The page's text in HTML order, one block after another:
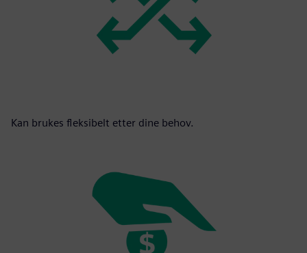
Kan brukes fleksibelt etter dine behov.